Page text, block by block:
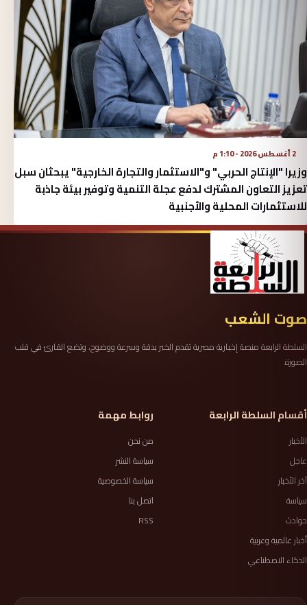
2 أغسطس 2026 - 1:10 م
وزيرا "الإنتاج الحربي" و"الاستثمار والتجارة الخارجية" يبحثان سبل
تعزيز التعاون المشترك لدفع عجلة التنمية وتوفير بيئة جاذبة
للاستثمارات المحلية والأجنبية
صوت الشعب
السلطة الرابعة منصة إخبارية مصرية تقدم الخبر بدقة وسرعة ووضوح، وتضع القارئ في قلب
الصورة.
أقسام السلطة الرابعة
الأخبار
عاجل
آخر الأخبار
سياسة
حوادث
أخبار عالمية وعربية
الذكاء الاصطناعي
روابط مهمة
من نحن
سياسة النشر
سياسة الخصوصية
اتصل بنا
RSS